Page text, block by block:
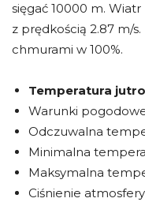
sięgać 10000 m.
z prędkością 2.87 m/
chmurami w 100%.
Temperatura
Warunki
Odczuwalna
Minimalna
Maksymalna
Ciśnienie